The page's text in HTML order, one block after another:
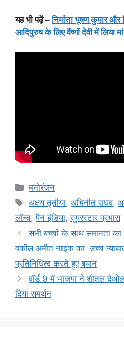
यह भी पढ़ें –निर्माता भूषण कुमार
आदिपुरुष के लिए वैंष्णों देवी में लिया
मनोरंजन
अक्षय तृतीया,अभिनीत राघव,
लॉन्च,पैन इंडिया,सुपरस्टार प्रभास
सभी बच्चों के साथ समानता का
वकील अमीत नाइक का उच्च
प्रतिनिधित्व करते हुए बयान
वॉर्ड 9 में भाजपा ने शीतल
दिया समर्थन